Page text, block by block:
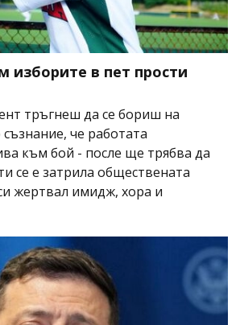
изборите в пет прости
тръгнеш да се бориш на
че работата
към бой - после ще трябва да
се е затрила обществената
жертвал имидж, хора и